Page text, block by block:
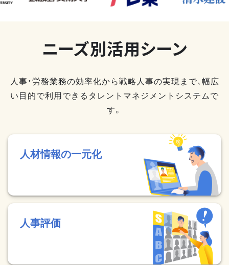
ニーズ別活用シーン
人事・労務業務の効率化から戦略人事の実現まで、幅広
い目的で利用できるタレントマネジメントシステムで
す。
人材情報の一元化
人事評価